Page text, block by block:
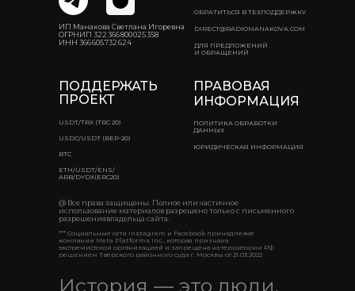
ПРАВОВАЯ
ИНФОРМАЦИЯ
ПОЛИТИКА ОБРАБОТКИ
ДАННЫХ
ЮРИДИЧЕСКАЯ ИНФОРМАЦИЯ
@ Все права защищены. Полное или частичное
использование материалов разрешено только с письменного
разрешениявладельца сайта.
История — это люди.
ОБРАТИТЬСЯ В ТЕХПОДДЕРЖКУ
ДЛЯ ПРЕДЛОЖЕНИЙ
И ОБРАЩЕНИЙ
DIRECT@RADIOMANAKOVA.COM
ПОДДЕРЖАТЬ
ПРОЕКТ
ETH/USDT/ENS/
ARB/DYDX(ERC20)
BTC
USDC/USDT (BEP-20)
USDT/TRX (TRC 20)
ИП Манакова Светлана Игоревна
ОГРНИП 322 366 800 025 358
ИНН 366 605 732 624
*** Социальные сети Instagram и Facebook принадлежат
компании Meta Platforms Inc., которая признана
экстремистской организацией и запрещена на территории РФ
решением Тверского районного суда г. Москвы от 21.03.2022